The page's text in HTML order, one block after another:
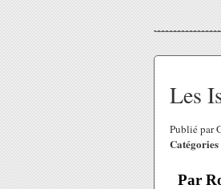
Les
Publié par
Catégories
Par